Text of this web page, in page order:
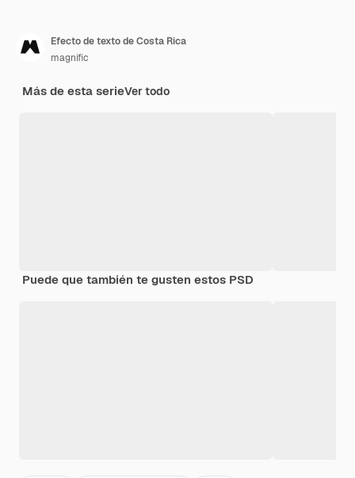
Efecto de texto de Costa Rica
magnific
Más de esta serieVer todo
Puede que también te gusten estos PSD